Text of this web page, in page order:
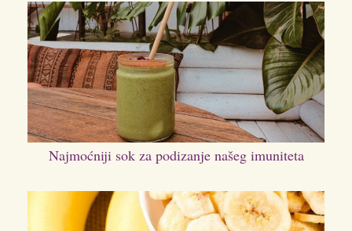
Najmoćniji sok za podizanje našeg imuniteta